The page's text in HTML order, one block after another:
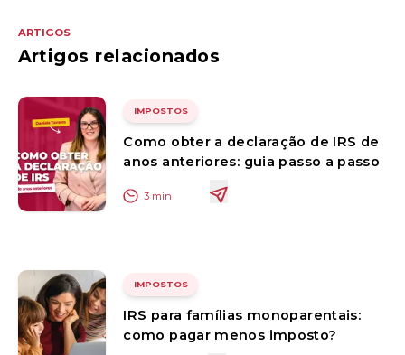
ARTIGOS
Artigos relacionados
IMPOSTOS
Como obter a declaração de IRS de
anos anteriores: guia passo a passo
3 min
IMPOSTOS
IRS para famílias monoparentais:
como pagar menos imposto?